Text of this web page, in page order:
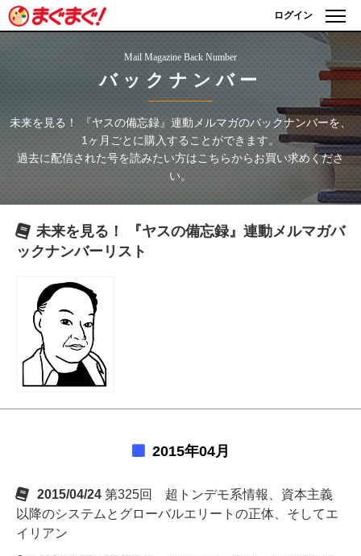
ログイン
Mail Magazine Back Number
バックナンバー
未来を見る！ 『ヤスの備忘録』連動メルマガのバックナンバーを、
1ヶ月ごとに購入することができます。
過去に配信された号を読みたい方はこちらからお買い求めくださ
い。
未来を見る！ 『ヤスの備忘録』連動メルマガバ
ックナンバーリスト
2015年04月
2015/04/24 第325回 超トンデモ系情報、資本主義
以降のシステムとグローバルエリートの正体、そしてエ
イリアン